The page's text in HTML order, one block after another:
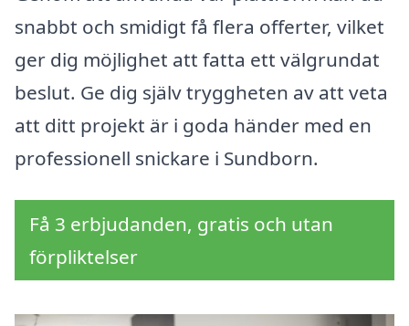
snabbt och smidigt få flera offerter, vilket
ger dig möjlighet att fatta ett välgrundat
beslut. Ge dig själv tryggheten av att veta
att ditt projekt är i goda händer med en
professionell snickare i Sundborn.
Få 3 erbjudanden, gratis och utan
förpliktelser